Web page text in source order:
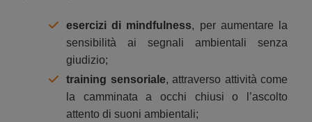
esercizi di mindfulness, per aumentare la
sensibilità ai segnali ambientali senza
giudizio;
training sensoriale, attraverso attività come
la camminata a occhi chiusi o l’ascolto
attento di suoni ambientali;